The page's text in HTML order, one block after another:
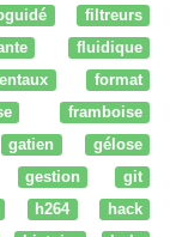
filtreurs
fluidique
format
framboise
gatien
gélose
gestion
git
h264
hack